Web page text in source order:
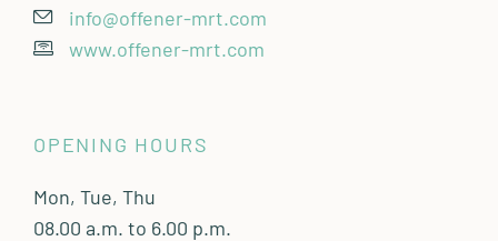
info@offener-mrt.com
www.offener-mrt.com
OPENING HOURS
Mon, Tue, Thu
08.00 a.m. to 6.00 p.m.